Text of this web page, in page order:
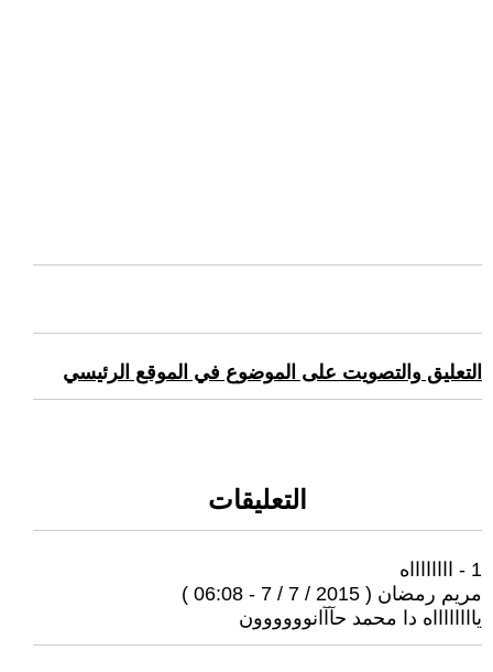
التعليق والتصويت على الموضوع في الموقع الرئيسي
التعليقات
1 - ااااااااه
مريم رمضان ( 2015 / 7 / 7 - 06:08 )
يااااااااه دا محمد حآآانوووووون